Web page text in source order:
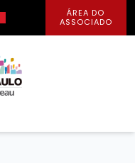
ÁREA DO
ASSOCIADO